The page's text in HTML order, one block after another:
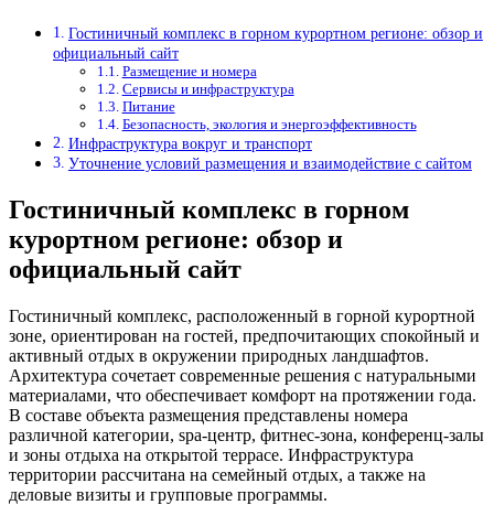
Гостиничный комплекс в горном курортном регионе: обзор и
официальный сайт
Размещение и номера
Сервисы и инфраструктура
Питание
Безопасность, экология и энергоэффективность
Инфраструктура вокруг и транспорт
Уточнение условий размещения и взаимодействие с сайтом
Гостиничный комплекс в горном
курортном регионе: обзор и
официальный сайт
Гостиничный комплекс, расположенный в горной курортной
зоне, ориентирован на гостей, предпочитающих спокойный и
активный отдых в окружении природных ландшафтов.
Архитектура сочетает современные решения с натуральными
материалами, что обеспечивает комфорт на протяжении года.
В составе объекта размещения представлены номера
различной категории, spa-центр, фитнес-зона, конференц-залы
и зоны отдыха на открытой террасе. Инфраструктура
территории рассчитана на семейный отдых, а также на
деловые визиты и групповые программы.